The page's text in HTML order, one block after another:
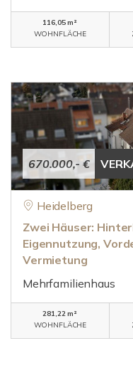
116,05 m²
WOHNFLÄCHE
670.000,- €
Heidelberg
Zwei Häuser:
Eigennutzung,
Vermietung
Mehrfamilienhaus
281,22 m²
WOHNFLÄCHE